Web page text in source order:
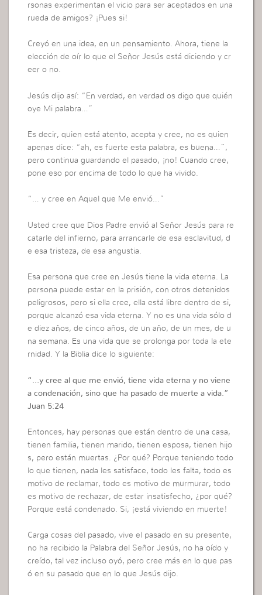
rsonas experimentan el vicio para ser aceptados en una
rueda de amigos? ¡Pues si!
Creyó en una idea, en un pensamiento. Ahora, tiene la
elección de oír lo que el Señor Jesús está diciendo y cr
eer o no.
Jesús dijo así: “En verdad, en verdad os digo que quién
oye Mi palabra…”
Es decir, quien está atento, acepta y cree, no es quien
apenas dice: “ah, es fuerte esta palabra, es buena…”,
pero continua guardando el pasado, ¡no! Cuando cree,
pone eso por encima de todo lo que ha vivido.
“… y cree en Aquel que Me envió…”
Usted cree que Dios Padre envió al Señor Jesús para re
catarle del infierno, para arrancarle de esa esclavitud, d
e esa tristeza, de esa angustia.
Esa persona que cree en Jesús tiene la vida eterna. La
persona puede estar en la prisión, con otros detenidos
peligrosos, pero si ella cree, ella está libre dentro de si,
porque alcanzó esa vida eterna. Y no es una vida sólo d
e diez años, de cinco años, de un año, de un mes, de u
na semana. Es una vida que se prolonga por toda la ete
rnidad. Y la Biblia dice lo siguiente:
“…y cree al que me envió, tiene vida eterna y no viene
a condenación, sino que ha pasado de muerte a vida.”
Juan 5:24
Entonces, hay personas que están dentro de una casa,
tienen familia, tienen marido, tienen esposa, tienen hijo
s, pero están muertas. ¿Por qué? Porque teniendo todo
lo que tienen, nada les satisface, todo les falta, todo es
motivo de reclamar, todo es motivo de murmurar, todo
es motivo de rechazar, de estar insatisfecho, ¿por qué?
Porque está condenado. Si, ¡está viviendo en muerte!
Carga cosas del pasado, vive el pasado en su presente,
no ha recibido la Palabra del Señor Jesús, no ha oído y
creído, tal vez incluso oyó, pero cree más en lo que pas
ó en su pasado que en lo que Jesús dijo.